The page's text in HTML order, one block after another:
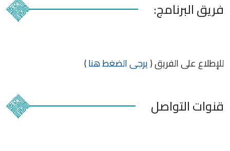
فريق البرنامج:
للإطلاع على الفريق (يرجى الضغط هنا)
قنوات التواصل